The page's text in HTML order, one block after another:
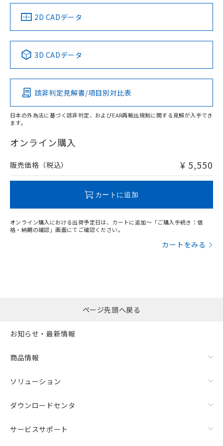
中国 RoHS 注意事項・凡例
Pb Hg Cd Cr(VI)
O
在庫等で未対応品が混在する可能性があります。
問い合わせください。
（イギリス
船舶規格）
（ノルウェー
（フランス
（韓国
Yes No No No
この製品の規格認証/適合状況ページへ
その他の認証はこちらのページからご検索ください
2D CADデータ
3D CADデータ
該非判定見解書/項目別対比表
日本の外為法に基づく該非判定、およびEAR再輸出規制に関する見解が入手でき
ます。
オンライン購入
販売価格（税込） ¥ 5,550
カートに追加
オンライン購入における出荷予定日は、カートに追加～「ご購入手続き：価
格・納期の確認」画面にてご確認ください。
カートをみる
ページ先頭へ戻る
お知らせ・最新情報
商品情報
ソリューション
ダウンロードセンタ
サービスサポート